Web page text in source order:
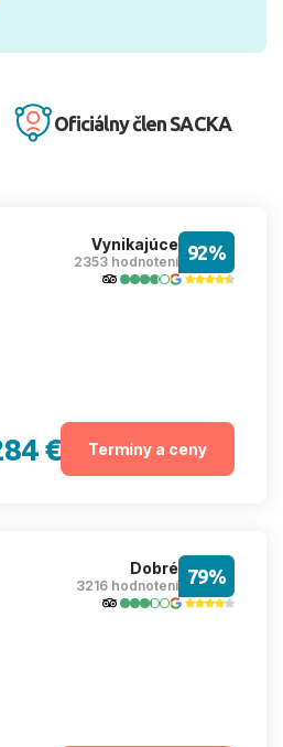
Oficiálny člen SACKA
Vynikajúce
2353 hodnotení 92%
€ Termíny a ceny
Dobré
3216 hodnotení 79%